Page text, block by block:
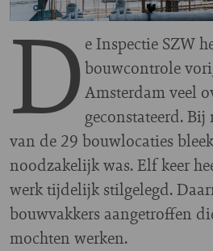
D e Inspectie SZW
bouwcontrole
Amsterdam veel
geconstateerd.
van de 29 bouwlocaties
noodzakelijk was. Elf keer
werk tijdelijk stilgelegd.
bouwvakkers aangetroffen
mochten werken.